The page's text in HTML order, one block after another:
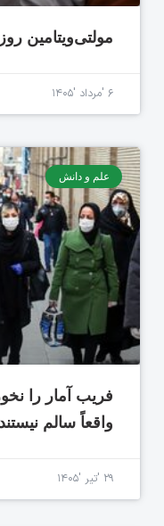
مولتی‌ویتامین
۶ 'مرداد '۱۴۰۵
علم و دانش
واقعاً سالم
۲۹ 'تیر '۱۴۰۵